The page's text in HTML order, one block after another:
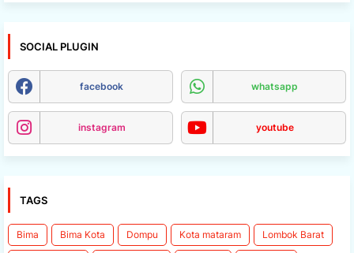
SOCIAL PLUGIN
facebook whatsapp
instagram youtube
TAGS
Bima Bima Kota Dompu Kota mataram Lombok Barat